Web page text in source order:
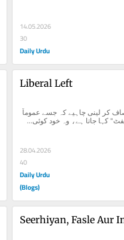
14.05.2026
30
Daily Urdu
Liberal Left
یہ بات صاف کر لینی چاہیے کہ جسے عموماً
کہا جاتا ہے، وہ خود کوئی...
28.04.2026
40
Daily Urdu
(Blogs)
Seerhiyan, Fasle Aur